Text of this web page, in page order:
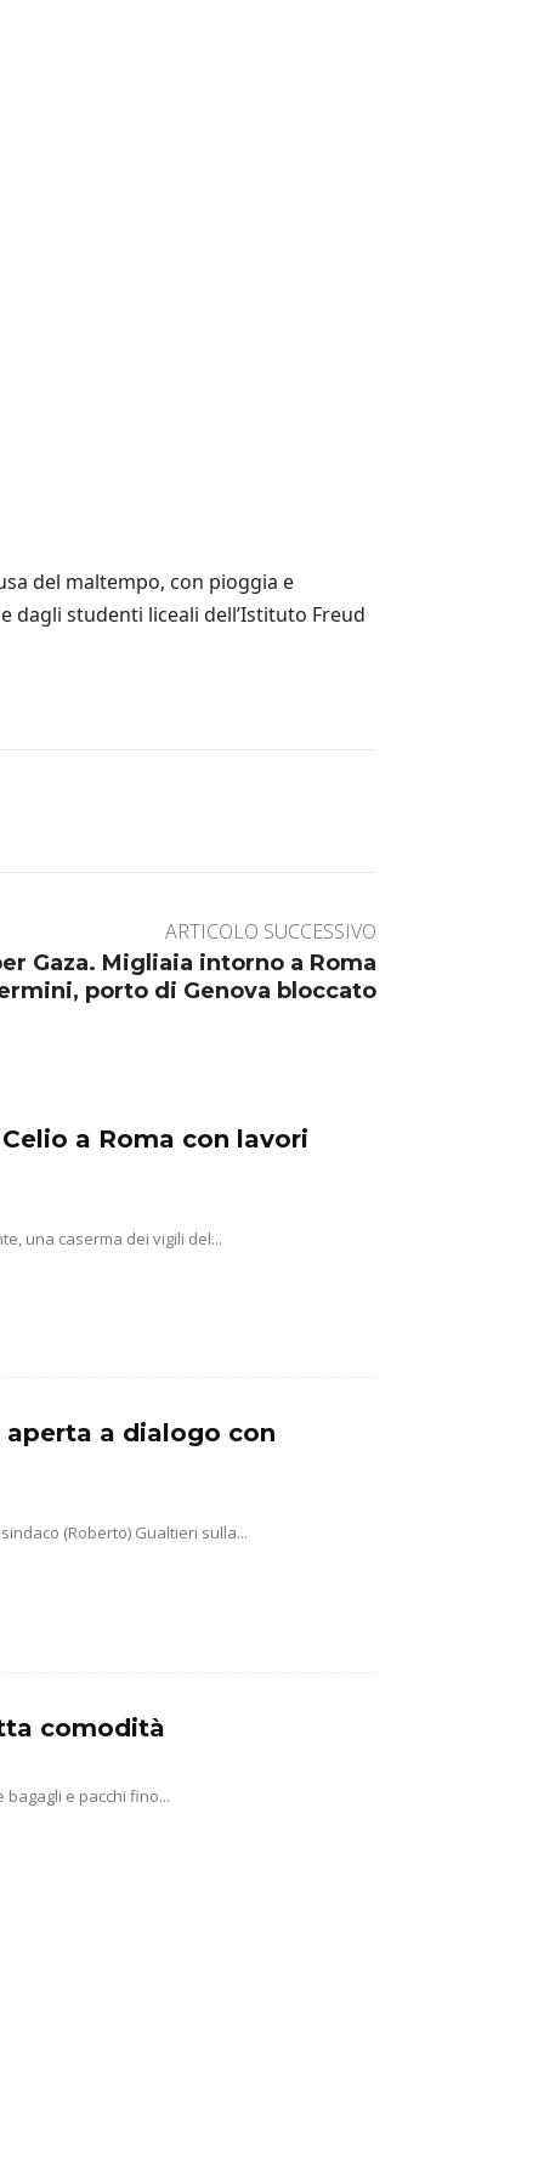
del maltempo, con pioggia e
dagli studenti liceali dell’Istituto Freud
ARTICOLO SUCCESSIVO
Gaza. Migliaia intorno a Roma
porto di Genova bloccato
a Roma con lavori
una caserma dei vigili del...
a dialogo con
(Roberto) Gualtieri sulla...
comodità
bagagli e pacchi fino...